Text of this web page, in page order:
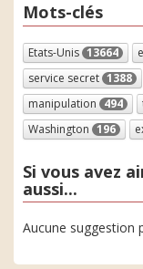
Mots-clés
Etats-Unis 13664
service secret 1388
manipulation 494
Washington 196
Si vous avez
aussi...
Aucune suggestion